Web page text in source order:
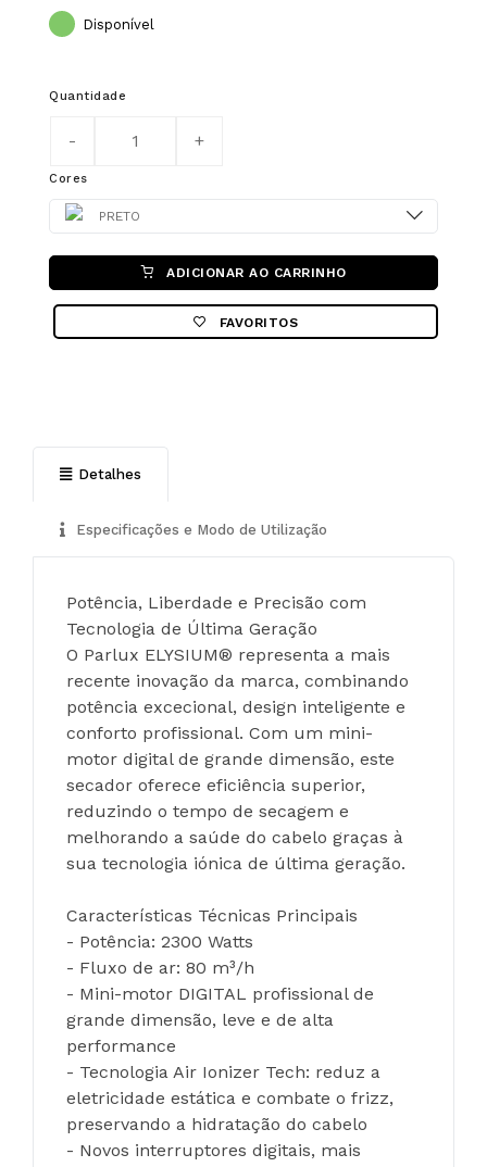
Disponível
Quantidade
Cores
Color PRETO
ADICIONAR AO CARRINHO
FAVORITOS
Detalhes
Especificações e Modo de Utilização
Potência, Liberdade e Precisão com
Tecnologia de Última Geração
O Parlux ELYSIUM® representa a mais
recente inovação da marca, combinando
potência excecional, design inteligente e
conforto profissional. Com um mini-
motor digital de grande dimensão, este
secador oferece eficiência superior,
reduzindo o tempo de secagem e
melhorando a saúde do cabelo graças à
sua tecnologia iónica de última geração.
Características Técnicas Principais
- Potência: 2300 Watts
- Fluxo de ar: 80 m³/h
- Mini-motor DIGITAL profissional de
grande dimensão, leve e de alta
performance
- Tecnologia Air Ionizer Tech: reduz a
eletricidade estática e combate o frizz,
preservando a hidratação do cabelo
- Novos interruptores digitais, mais